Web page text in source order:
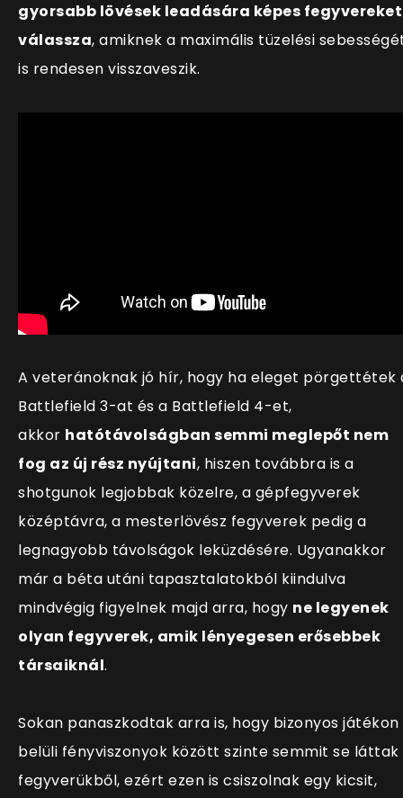
gyorsabb lövések leadására képes fegyvereket
válassza, amiknek a maximális tüzelési
is rendesen visszaveszik.
A veteránoknak jó hír, hogy ha eleget pörgettétek
Battlefield 3-at és a Battlefield 4-et,
akkor hatótávolságban semmi meglepőt nem
fog az új rész nyújtani, hiszen továbbra is a
shotgunok legjobbak közelre, a gépfegyverek
középtávra, a mesterlövész fegyverek pedig a
legnagyobb távolságok leküzdésére. Ugyanakkor
már a béta utáni tapasztalatokból kiindulva
mindvégig figyelnek majd arra, hogy ne legyenek
olyan fegyverek, amik lényegesen erősebbek
társaiknál.
Sokan panaszkodtak arra is, hogy bizonyos játékon
belüli fényviszonyok között szinte semmit se láttak
fegyverükből, ezért ezen is csiszolnak egy kicsit,